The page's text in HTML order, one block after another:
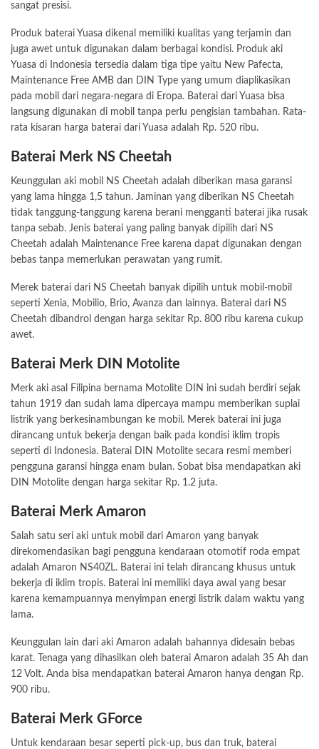
sangat presisi.
Produk baterai Yuasa dikenal memiliki kualitas yang terjamin dan
juga awet untuk digunakan dalam berbagai kondisi. Produk aki
Yuasa di Indonesia tersedia dalam tiga tipe yaitu New Pafecta,
Maintenance Free AMB dan DIN Type yang umum diaplikasikan
pada mobil dari negara-negara di Eropa. Baterai dari Yuasa bisa
langsung digunakan di mobil tanpa perlu pengisian tambahan. Rata-
rata kisaran harga baterai dari Yuasa adalah Rp. 520 ribu.
Baterai Merk NS Cheetah
Keunggulan aki mobil NS Cheetah adalah diberikan masa garansi
yang lama hingga 1,5 tahun. Jaminan yang diberikan NS Cheetah
tidak tanggung-tanggung karena berani mengganti baterai jika rusak
tanpa sebab. Jenis baterai yang paling banyak dipilih dari NS
Cheetah adalah Maintenance Free karena dapat digunakan dengan
bebas tanpa memerlukan perawatan yang rumit.
Merek baterai dari NS Cheetah banyak dipilih untuk mobil-mobil
seperti Xenia, Mobilio, Brio, Avanza dan lainnya. Baterai dari NS
Cheetah dibandrol dengan harga sekitar Rp. 800 ribu karena cukup
awet.
Baterai Merk DIN Motolite
Merk aki asal Filipina bernama Motolite DIN ini sudah berdiri sejak
tahun 1919 dan sudah lama dipercaya mampu memberikan suplai
listrik yang berkesinambungan ke mobil. Merek baterai ini juga
dirancang untuk bekerja dengan baik pada kondisi iklim tropis
seperti di Indonesia. Baterai DIN Motolite secara resmi memberi
pengguna garansi hingga enam bulan. Sobat bisa mendapatkan aki
DIN Motolite dengan harga sekitar Rp. 1.2 juta.
Baterai Merk Amaron
Salah satu seri aki untuk mobil dari Amaron yang banyak
direkomendasikan bagi pengguna kendaraan otomotif roda empat
adalah Amaron NS40ZL. Baterai ini telah dirancang khusus untuk
bekerja di iklim tropis. Baterai ini memiliki daya awal yang besar
karena kemampuannya menyimpan energi listrik dalam waktu yang
lama.
Keunggulan lain dari aki Amaron adalah bahannya didesain bebas
karat. Tenaga yang dihasilkan oleh baterai Amaron adalah 35 Ah dan
12 Volt. Anda bisa mendapatkan baterai Amaron hanya dengan Rp.
900 ribu.
Baterai Merk GForce
Untuk kendaraan besar seperti pick-up, bus dan truk, baterai